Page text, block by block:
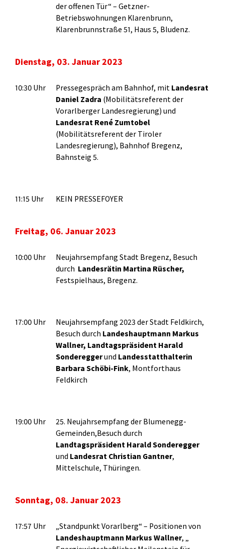
der offenen Tür“ – Getzner-
Betriebswohnungen Klarenbrunn,
Klarenbrunnstraße 51, Haus 5, Bludenz.
Dienstag, 03. Januar 2023
10:30 Uhr Pressegespräch am Bahnhof, mit Landesrat
Daniel Zadra (Mobilitätsreferent der
Vorarlberger Landesregierung) und
Landesrat René Zumtobel
(Mobilitätsreferent der Tiroler
Landesregierung), Bahnhof Bregenz,
Bahnsteig 5.
11:15 Uhr KEIN PRESSEFOYER
Freitag, 06. Januar 2023
10:00 Uhr
Neujahrsempfang Stadt Bregenz, Besuch
durch Landesrätin Martina Rüscher,
Festspielhaus, Bregenz.
17:00 Uhr
Neujahrsempfang 2023 der Stadt Feldkirch,
Besuch durch Landeshauptmann Markus
Wallner, Landtagspräsident Harald
Sondereggerund Landesstatthalterin
Barbara Schöbi-Fink, Montforthaus
Feldkirch
19:00 Uhr
25. Neujahrsempfang der Blumenegg-
Gemeinden,Besuch durch
Landtagspräsident Harald Sonderegger
und Landesrat Christian Gantner,
Mittelschule, Thüringen.
Sonntag, 08. Januar 2023
17:57 Uhr
„Standpunkt Vorarlberg“ – Positionen von
Landeshauptmann Markus Wallner, „